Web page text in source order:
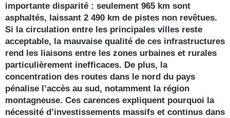
importante disparité : seulement 965 km sont
asphaltés, laissant 2 490 km de pistes non revêtues.
Si la circulation entre les principales villes reste
acceptable, la mauvaise qualité de ces infrastructures
rend les liaisons entre les zones urbaines et rurales
particulièrement inefficaces. De plus, la
concentration des routes dans le nord du pays
pénalise l’accès au sud, notamment la région
montagneuse. Ces carences expliquent pourquoi la
nécessité d’investissements massifs et continus dans